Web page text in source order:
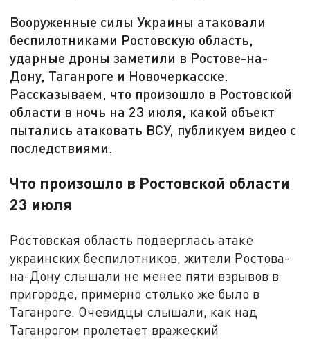
Вооруженные силы Украины атаковали
беспилотниками Ростовскую область,
ударные дроны заметили в Ростове-на-
Дону, Таганроге и Новочеркасске.
Рассказываем, что произошло в Ростовской
области в ночь на 23 июля, какой объект
пытались атаковать ВСУ, публикуем видео с
последствиями.
Что произошло в Ростовской области
23 июля
Ростовская область подверглась атаке
украинских беспилотников, жители Ростова-
на-Дону слышали не менее пяти взрывов в
пригороде, примерно столько же было в
Таганроге. Очевидцы слышали, как над
Таганрогом пролетает вражеский